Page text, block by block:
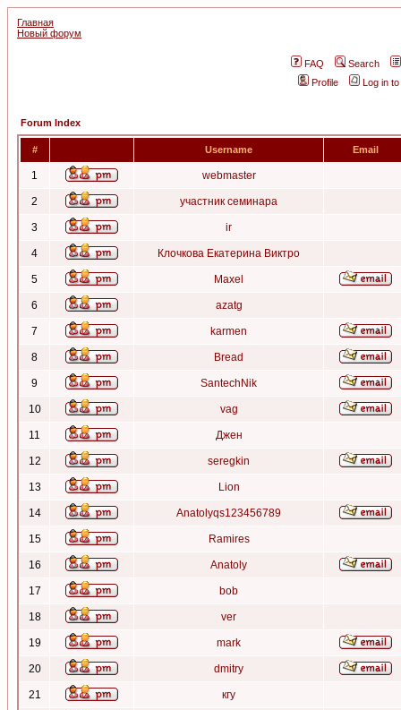
Главная
Новый форум
FAQ
Search
Profile
Log in
Forum Index
# Username Email
1 webmaster
2 участник семинара
3 ir
4 Клочкова Екатерина Виктро
5 Maxel
6 azatg
7 karmen
8 Bread
9 SantechNik
10 vag
11 Джен
12 seregkin
13 Lion
14 Anatolyqs123456789
15 Ramires
16 Anatoly
17 bob
18 ver
19 mark
20 dmitry
21 кгу